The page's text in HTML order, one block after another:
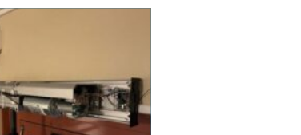
samlas där det inte ska
vara, produktion
avstannar eller ...